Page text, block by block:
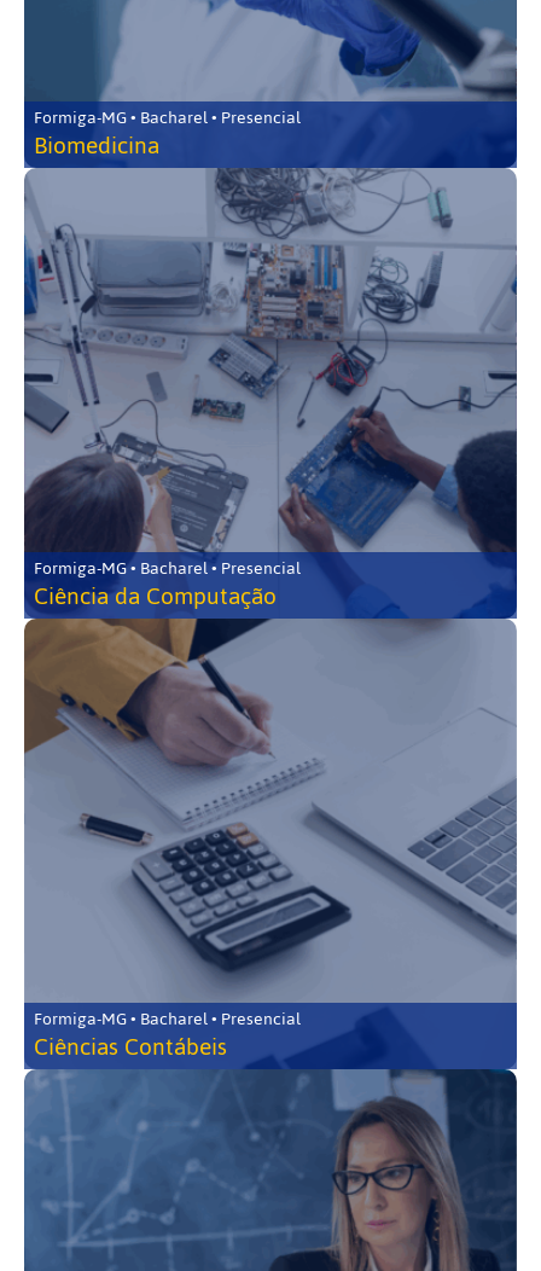
Formiga-MG • Bacharel • Presencial
Biomedicina
Formiga-MG • Bacharel • Presencial
Ciência da Computação
Formiga-MG • Bacharel • Presencial
Ciências Contábeis